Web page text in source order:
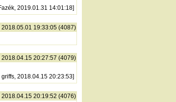
2019.01.31 14:01:18]
| 2018.05.01 19:33:05 (4087)
| 2018.04.15 20:27:57 (4079)
griffs, 2018.04.15 20:23:53]
| 2018.04.15 20:19:52 (4076)